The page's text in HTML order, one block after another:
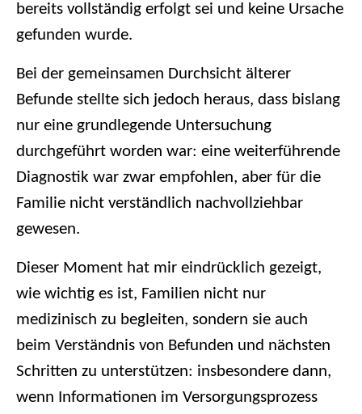
bereits vollständig erfolgt sei und keine Ursache
gefunden wurde.
Bei der gemeinsamen Durchsicht älterer
Befunde stellte sich jedoch heraus, dass bislang
nur eine grundlegende Untersuchung
durchgeführt worden war: eine weiterführende
Diagnostik war zwar empfohlen, aber für die
Familie nicht verständlich nachvollziehbar
gewesen.
Dieser Moment hat mir eindrücklich gezeigt,
wie wichtig es ist, Familien nicht nur
medizinisch zu begleiten, sondern sie auch
beim Verständnis von Befunden und nächsten
Schritten zu unterstützen: insbesondere dann,
wenn Informationen im Versorgungsprozess